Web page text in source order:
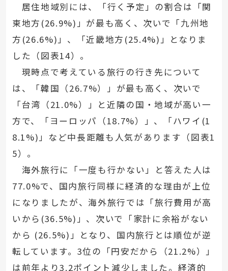
居住地域別には、「行く予定」の割合は「関
東地方(26.9%)」が最も高く、次いで「九州地
方(26.6%)」、「近畿地方(25.4%)」となりま
した（図表14）。
現時点で考えている旅行の行き先について
は、「韓国（26.7%）」が最も高く、次いで
「台湾（21.0%）」と近隣の国・地域が高い一
方で、「ヨーロッパ（18.7%）」、「ハワイ(1
8.1%)」など中長距離も人気があります（図表1
5）。
海外旅行に「一度も行かない」と答えた人は
77.0%で、国内旅行同様に経済的な理由が上位
になりましたが、海外旅行では「旅行費用が高
いから(36.5%)」、次いで「家計に余裕がない
から (26.5%)」となり、国内旅行とは順位が逆
転しています。3位の「円安だから（21.2%）」
は前年より3.2ポイント減少しました。経済的